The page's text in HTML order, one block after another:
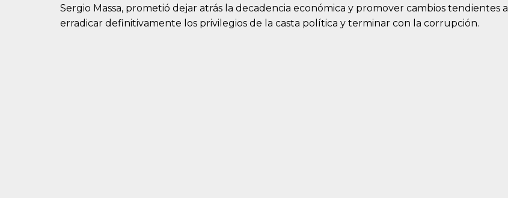
Sergio Massa, prometió dejar atrás la decadencia económica y promover cambios tendientes a
erradicar definitivamente los privilegios de la casta política y terminar con la corrupción.